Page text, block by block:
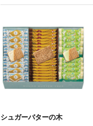
シュガーバターの木